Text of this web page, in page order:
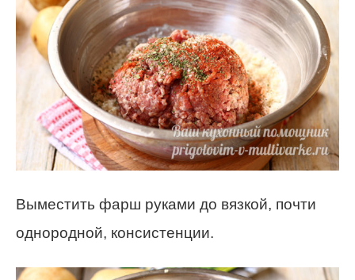
Выместить фарш руками до вязкой, почти
однородной, консистенции.